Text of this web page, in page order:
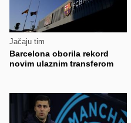
Jačaju tim
Barcelona oborila rekord
novim ulaznim transferom